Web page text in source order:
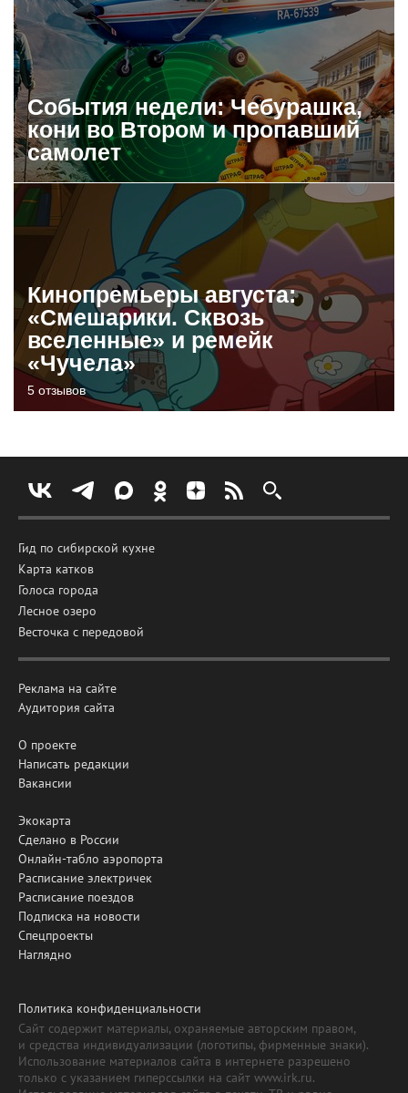
События недели: Чебурашка,
кони во Втором и пропавший
самолет
Кинопремьеры августа:
«Смешарики. Сквозь
вселенные» и ремейк
«Чучела»
5 отзывов
Гид по сибирской кухне
Карта катков
Голоса города
Лесное озеро
Весточка с передовой
Реклама на сайте
Аудитория сайта
О проекте
Написать редакции
Вакансии
Экокарта
Сделано в России
Онлайн-табло аэропорта
Расписание электричек
Расписание поездов
Подписка на новости
Спецпроекты
Наглядно
Политика конфиденциальности
Сайт содержит материалы, охраняемые авторским правом,
и средства индивидуализации (логотипы, фирменные знаки).
Использование материалов сайта в интернете разрешено
только с указанием гиперссылки на сайт www.irk.ru.